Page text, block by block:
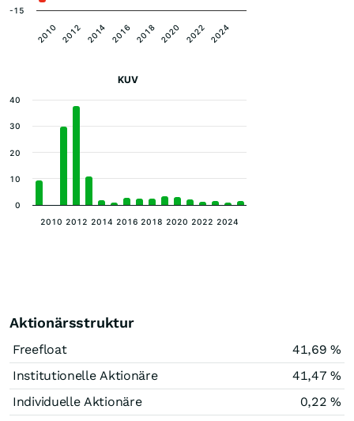
2010 2012 2014 2016 2018 2020 2022 2024
-15
KUV
2010 2012 2014 2016 2018 2020 2022 2024
0
10
20
30
40
Aktionärsstruktur
Freefloat
41,69 %
Institutionelle Aktionäre
41,47 %
Individuelle Aktionäre
0,22 %